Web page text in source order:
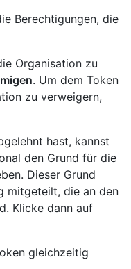
Berechtigungen, die
Organisation zu
. Um dem Token
zu verweigern,
hast, kannst
den Grund für die
Dieser Grund
mitgeteilt, die an den
Klicke dann auf
gleichzeitig